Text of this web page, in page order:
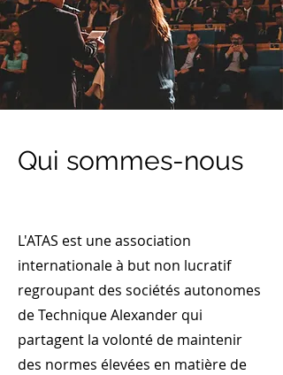
Qui sommes-nous
L'ATAS est une association
internationale à but non lucratif
regroupant des sociétés autonomes
de Technique Alexander qui
partagent la volonté de maintenir
des normes élevées en matière de